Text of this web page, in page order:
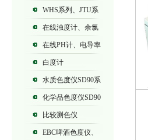
DDB系列
WHS系列、JTU系
列浊度计在线浊度计、余氯
在线PH计、电导率
白度计
水质色度仪SD90系
化学品色度仪SD90
系列 比较测色仪
EBC啤酒色度仪、